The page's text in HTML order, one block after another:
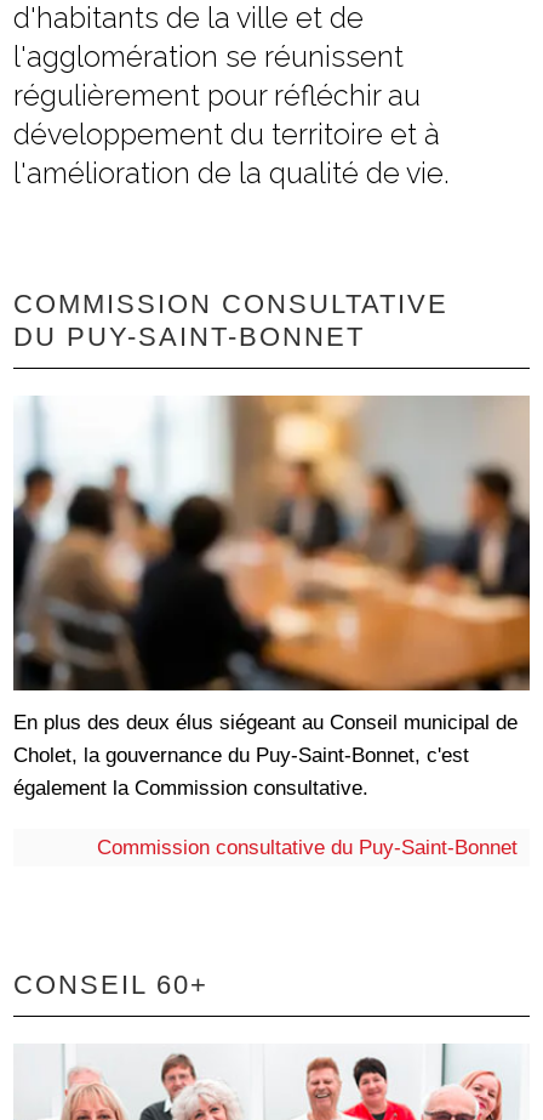
d'habitants de la ville et de
l'agglomération se réunissent
régulièrement pour réfléchir au
développement du territoire et à
l'amélioration de la qualité de vie.
COMMISSION CONSULTATIVE
DU PUY-SAINT-BONNET
En plus des deux élus siégeant au Conseil municipal de
Cholet, la gouvernance du Puy-Saint-Bonnet, c'est
également la Commission consultative.
Commission consultative du Puy-Saint-Bonnet
CONSEIL 60+